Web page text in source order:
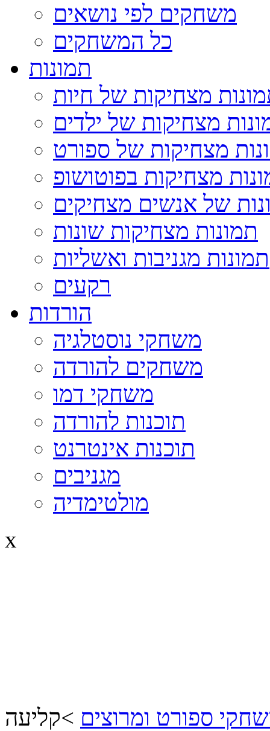
משחקים לפי נושאים
כל המשחקים
תמונות
מצחיקות של חיות
מצחיקות של ילדים
מצחיקות של ספורט
מצחיקות בפוטושופ
של אנשים מצחיקים
תמונות מצחיקות שונות
תמונות מגניבות ואשליות
רקעים
הורדות
משחקי נוסטלגיה
משחקים להורדה
משחקי דמו
תוכנות להורדה
תוכנות אינטרנט
מגניבים
מולטימדיה
x
ספורט ומרוצים >קליעה